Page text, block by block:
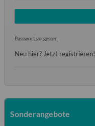
Passwort vergessen
Neu hier?Jetzt registrieren!
Sonderangebote